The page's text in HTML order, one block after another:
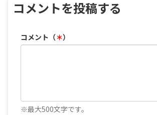
コメントを投稿する
コメント（＊）
※最大500文字です。